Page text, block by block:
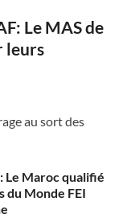
Le MAS de
leurs
au sort des
Le Maroc qualifié
du Monde FEI